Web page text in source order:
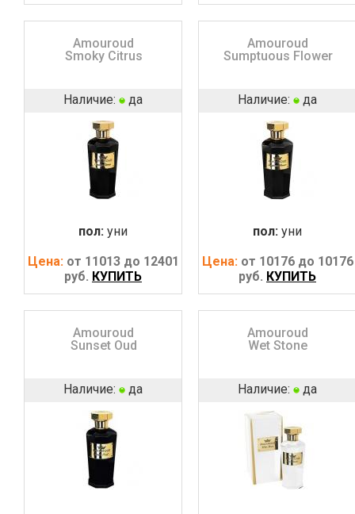
Amouroud
Smoky Citrus
Наличие: да
пол: уни
Цена: от 11013 до 12401
руб. КУПИТЬ
Amouroud
Sumptuous Flower
Наличие: да
пол: уни
Цена: от 10176 до 10176
руб. КУПИТЬ
Amouroud
Sunset Oud
Наличие: да
Amouroud
Wet Stone
Наличие: да